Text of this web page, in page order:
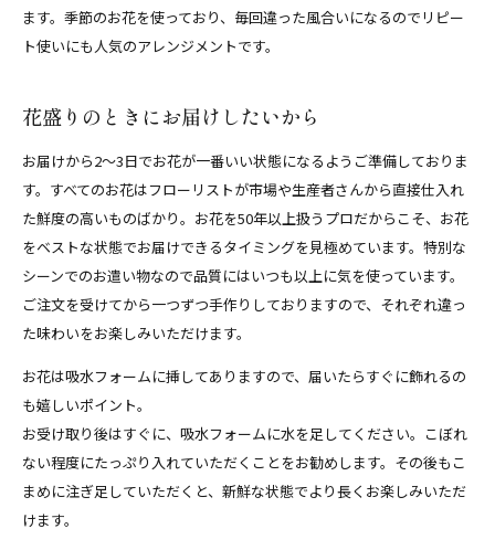
ます。季節のお花を使っており、毎回違った風合いになるのでリピー
ト使いにも人気のアレンジメントです。
花盛りのときにお届けしたいから
お届けから2～3日でお花が一番いい状態になるようご準備しておりま
す。すべてのお花はフローリストが市場や生産者さんから直接仕入れ
た鮮度の高いものばかり。お花を50年以上扱うプロだからこそ、お花
をベストな状態でお届けできるタイミングを見極めています。特別な
シーンでのお遣い物なので品質にはいつも以上に気を使っています。
ご注文を受けてから一つずつ手作りしておりますので、それぞれ違っ
た味わいをお楽しみいただけます。
お花は吸水フォームに挿してありますので、届いたらすぐに飾れるの
も嬉しいポイント。
お受け取り後はすぐに、吸水フォームに水を足してください。こぼれ
ない程度にたっぷり入れていただくことをお勧めします。その後もこ
まめに注ぎ足していただくと、新鮮な状態でより長くお楽しみいただ
けます。